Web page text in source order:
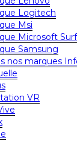
Logitech
Msi
Microsoft
Samsung
nos marques
VR